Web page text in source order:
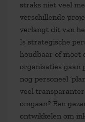
straks niet veel
verschillende
verlangt dit van
Is strategische
houdbaar of moet
organisaties gaan
nog personeel
veel
omgaan? Een
ontwikkelen om